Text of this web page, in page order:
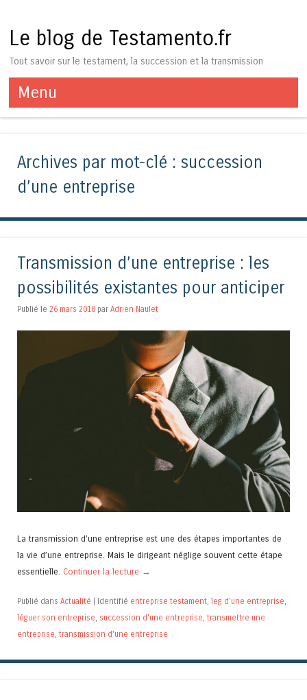
Le blog de Testamento.fr
Tout savoir sur le testament, la succession et la transmission
Menu
Aller au contenu
Archives par mot-clé : succession
d’une entreprise
Transmission d’une entreprise : les
possibilités existantes pour anticiper
Publié le 26 mars 2018 par Adrien Naulet
La transmission d’une entreprise est une des étapes importantes de
la vie d’une entreprise. Mais le dirigeant néglige souvent cette étape
essentielle. Continuer la lecture →
Publié dans Actualité Identifié entreprise testament, leg d'une entreprise,
léguer son entreprise, succession d'une entreprise, transmettre une
entreprise, transmission d'une entreprise